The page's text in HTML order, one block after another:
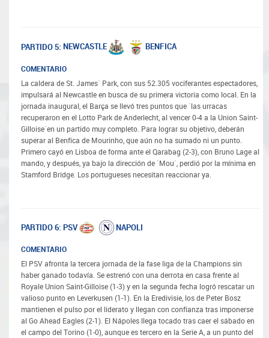
PARTIDO 5: NEWCASTLE BENFICA
COMENTARIO
La caldera de St. James´ Park, con sus 52.305 vociferantes espectadores,
impulsará al Newcastle en busca de su primera victoria como local. En la
jornada inaugural, el Barça se llevó tres puntos que ´las urracas
recuperaron en el Lotto Park de Anderlecht, al vencer 0-4 a la Union Saint-
Gilloise´en un partido muy completo. Para lograr su objetivo, deberán
superar al Benfica de Mourinho, que aún no ha sumado ni un punto.
Primero cayó en Lisboa de forma ante el Qarabag (2-3), con Bruno Lage al
mando, y después, ya bajo la dirección de ´Mou´, perdió por la mínima en
Stamford Bridge. Los portugueses necesitan reaccionar ya.
PARTIDO 6: PSV NAPOLI
COMENTARIO
El PSV afronta la tercera jornada de la fase liga de la Champions sin
haber ganado todavía. Se estrenó con una derrota en casa frente al
Royale Union Saint-Gilloise (1-3) y en la segunda fecha logró rescatar un
valioso punto en Leverkusen (1-1). En la Eredivisie, los de Peter Bosz
mantienen el pulso por el liderato y llegan con confianza tras imponerse
al Go Ahead Eagles (2-1). El Nápoles llega tocado tras caer el sábado en
el campo del Torino (1-0), aunque es tercero en la Serie A, a un punto del